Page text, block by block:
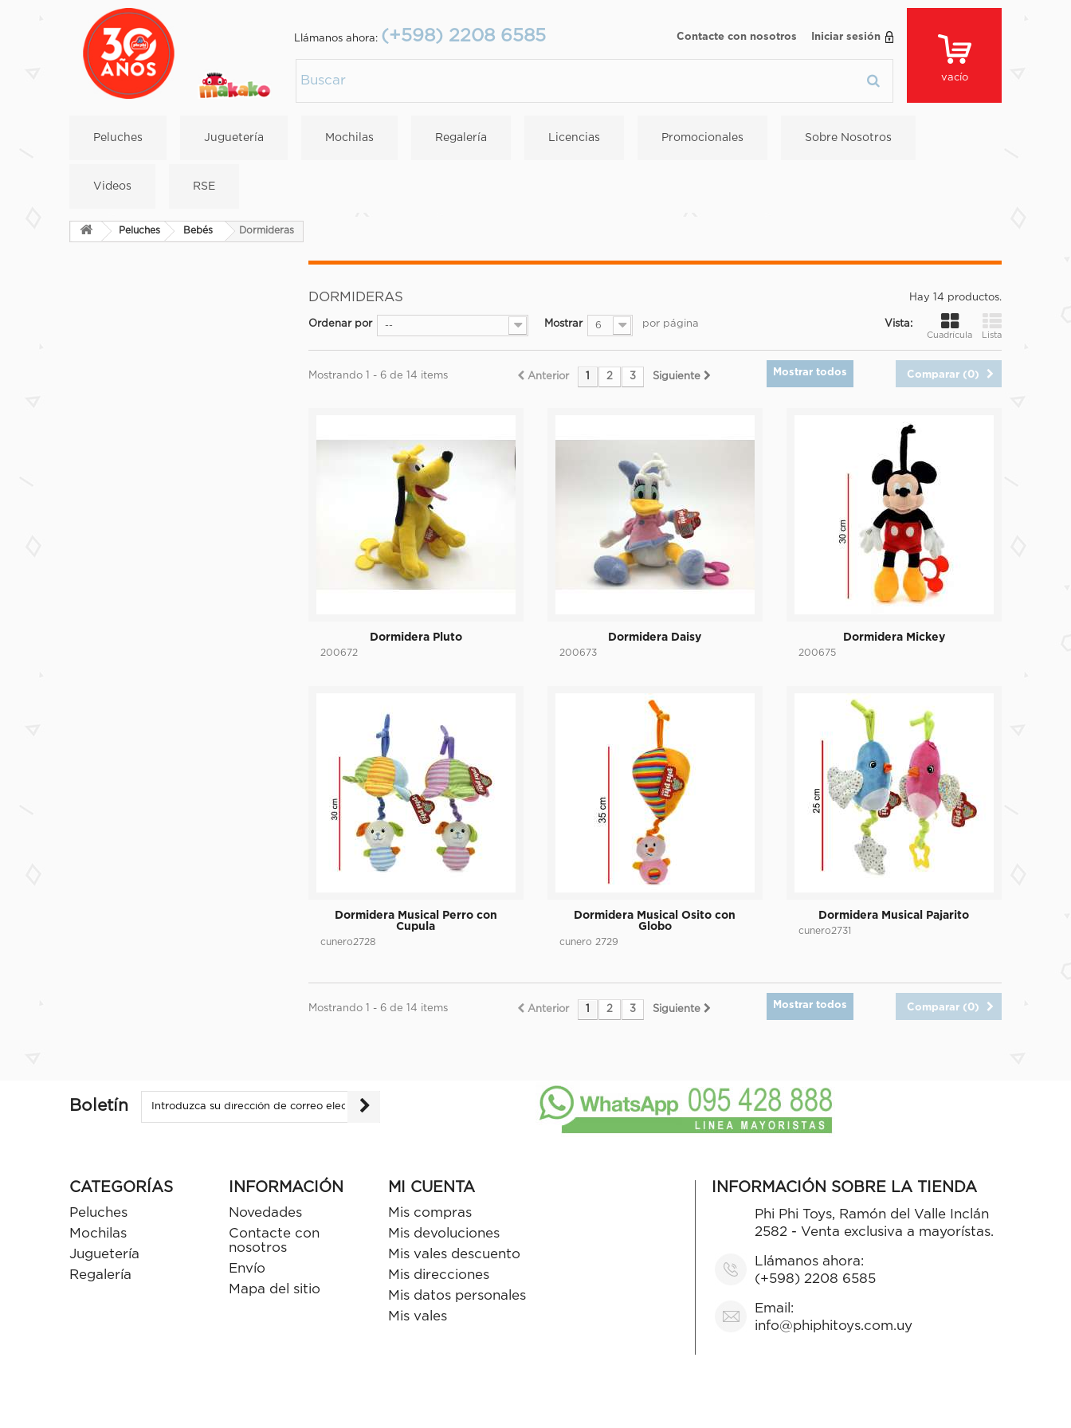
Iniciar sesión
Contacte con nosotros
Llámanos ahora: (+598) 2208 6585
vacío
Peluches Juguetería Mochilas Regalería Licencias Promocionales Sobre Nosotros
Videos RSE
Peluches Bebés Dormideras
DORMIDERAS Hay 14 productos.
Vista:
Cuadrícula Lista
Ordenar por -- Mostrar 6 por página
Comparar (0)
Mostrar todos
Anterior 2 3 Siguiente
Mostrando 1 - 6 de 14 items
Dormidera Pluto
200672
Dormidera Daisy
200673
Dormidera Mickey
200675
Dormidera Musical Perro con
Cupula
cunero2728
Dormidera Musical Osito con
Globo
cunero 2729
Dormidera Musical Pajarito
cunero2731
Comparar (0)
Mostrar todos
Anterior 2 3 Siguiente
Mostrando 1 - 6 de 14 items
Boletín
CATEGORÍAS
Peluches
Mochilas
Juguetería
Regalería
INFORMACIÓN
Novedades
Contacte con
nosotros
Envío
Mapa del sitio
MI CUENTA
Mis compras
Mis devoluciones
Mis vales descuento
Mis direcciones
Mis datos personales
Mis vales
INFORMACIÓN SOBRE LA TIENDA
Phi Phi Toys, Ramón del Valle Inclán
2582 - Venta exclusiva a mayorístas.
Llámanos ahora:
(+598) 2208 6585
Email:
info@phiphitoys.com.uy